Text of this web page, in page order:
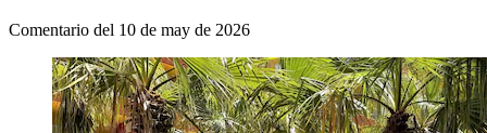
Comentario del 10 de may de 2026